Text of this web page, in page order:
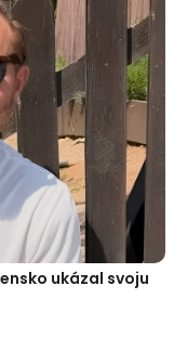
ukázal svoju